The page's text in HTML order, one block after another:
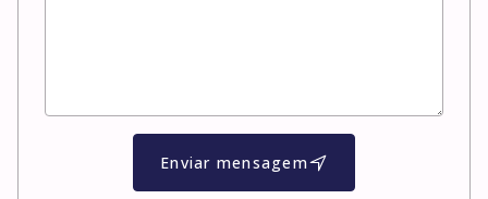
Enviar mensagem